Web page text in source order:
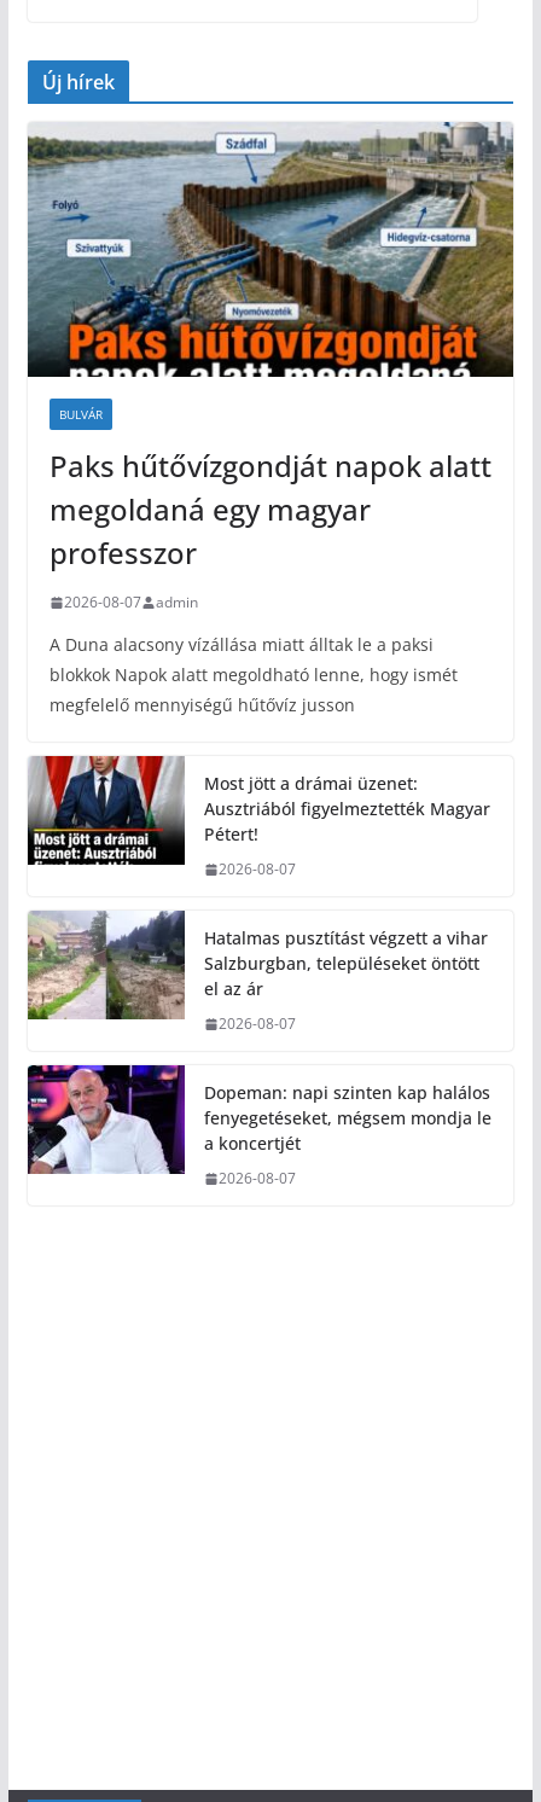
Új hírek
BULVÁR
Paks hűtővízgondját napok alatt
megoldaná egy magyar
professzor
2026-08-07 admin
A Duna alacsony vízállása miatt álltak le a paksi
blokkok Napok alatt megoldható lenne, hogy ismét
megfelelő mennyiségű hűtővíz jusson
Most jött a drámai üzenet:
Ausztriából figyelmeztették Magyar
Pétert!
2026-08-07
Hatalmas pusztítást végzett a vihar
Salzburgban, településeket öntött
el az ár
2026-08-07
Dopeman: napi szinten kap halálos
fenyegetéseket, mégsem mondja le
a koncertjét
2026-08-07